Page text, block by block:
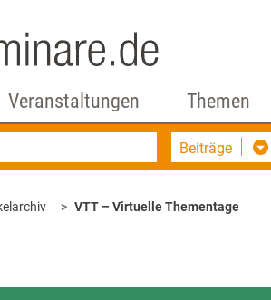
Veranstaltungen Themen
Beiträge
VTT – Virtuelle Thementage